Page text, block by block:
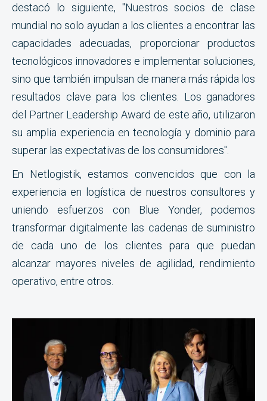
destacó lo siguiente, "Nuestros socios de clase
mundial no solo ayudan a los clientes a encontrar las
capacidades adecuadas, proporcionar productos
tecnológicos innovadores e implementar soluciones,
sino que también impulsan de manera más rápida los
resultados clave para los clientes. Los ganadores
del Partner Leadership Award de este año, utilizaron
su amplia experiencia en tecnología y dominio para
superar las expectativas de los consumidores".
En Netlogistik, estamos convencidos que con la
experiencia en logística de nuestros consultores y
uniendo esfuerzos con Blue Yonder, podemos
transformar digitalmente las cadenas de suministro
de cada uno de los clientes para que puedan
alcanzar mayores niveles de agilidad, rendimiento
operativo, entre otros.